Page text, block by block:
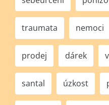
traumata nemoci
prodej dárek
santal úzkost